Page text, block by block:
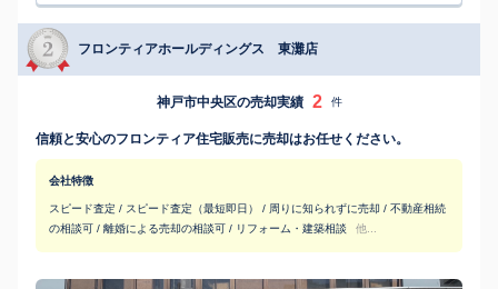
フロンティアホールディングス 東灘店
神戸市中央区の売却実績 2 件
信頼と安心のフロンティア住宅販売に売却はお任せください。
会社特徴
スピード査定 / スピード査定（最短即日） / 周りに知られずに売却 / 不動産相続
の相談可 / 離婚による売却の相談可 / リフォーム・建築相談
他...